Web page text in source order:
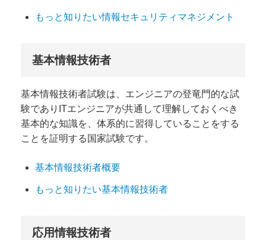
もっと知りたい情報セキュリティマネジメント
基本情報技術者
基本情報技術者試験は、エンジニアの登竜門的な試
験でありITエンジニアが共通して理解しておくべき
基本的な知識を、体系的に習得していることをする
ことを証明する国家試験です。
基本情報技術者概要
もっと知りたい基本情報技術者
応用情報技術者